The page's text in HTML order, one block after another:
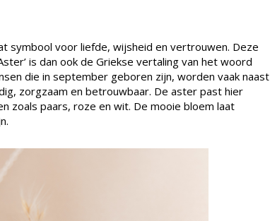
symbool voor liefde, wijsheid en vertrouwen. Deze
is dan ook de Griekse vertaling van het woord
die in september geboren zijn, worden vaak naast
zorgzaam en betrouwbaar. De aster past hier
zoals paars, roze en wit. De mooie bloem laat